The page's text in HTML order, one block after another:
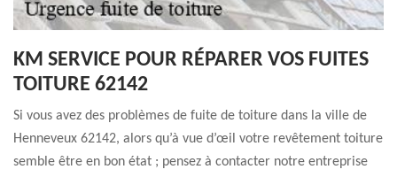
KM SERVICE POUR RÉPARER VOS FUITES
TOITURE 62142
Si vous avez des problèmes de fuite de toiture dans la ville de
Henneveux 62142, alors qu’à vue d’œil votre revêtement toiture
semble être en bon état ; pensez à contacter notre entreprise